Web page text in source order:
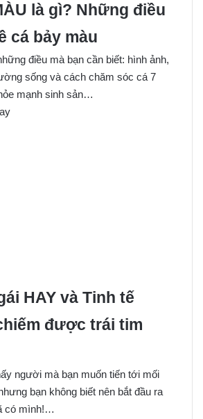
là gì? Những điều
cá bảy màu
điều mà bạn cần biết: hình ảnh,
sống và cách chăm sóc cá 7
mạnh sinh sản…
HAY và Tinh tế
được trái tim
người mà bạn muốn tiến tới mối
bạn không biết nên bắt đầu ra
có mình!…